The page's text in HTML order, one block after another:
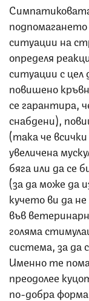
ситуации на
определя
ситуации с цел
повишено
се гарантира,
снабдени),
(така че
увеличена
бяга или да се
(за да може да
кучето ви да
във
голяма
система, за да
Именно те
преодолее
по-добра